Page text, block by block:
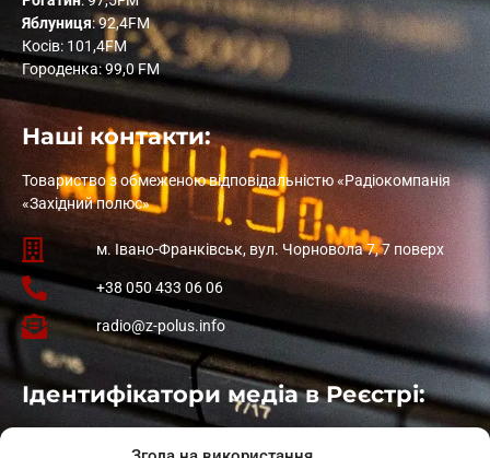
Яблуниця: 92,4FM
Косів: 101,4FM
Городенка: 99,0 FM
Наші контакти:
Товариство з обмеженою відповідальністю «Радіокомпанія
«Західний полюс»
м. Івано-Франківськ, вул. Чорновола 7, 7 поверх
+38 050 433 06 06
radio@z-polus.info
Ідентифікатори медіа в Реєстрі: